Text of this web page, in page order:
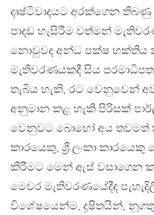
දෘෂ්ටිවාදයට අරක්ගෙන
පාදඩ හැසිරීම වත්මන්
නොවුවද අන්ධ පක්ෂ භක්තිය
මැතිවරණයකදී සිය
තැබිය හැකි, රට වෙනුවෙන්
අනුමාන කළ හැකි පිරිසක්
වෙනුවට බොහෝ අය තවමත්
කාරයෙකු, ශ්‍රී ලංකා
කිරීමට මෙන් ඇස් වසාගෙන
මෙවර මැතිවරණයේදීද
විශේෂයෙන්ම, දූෂිතයින්,